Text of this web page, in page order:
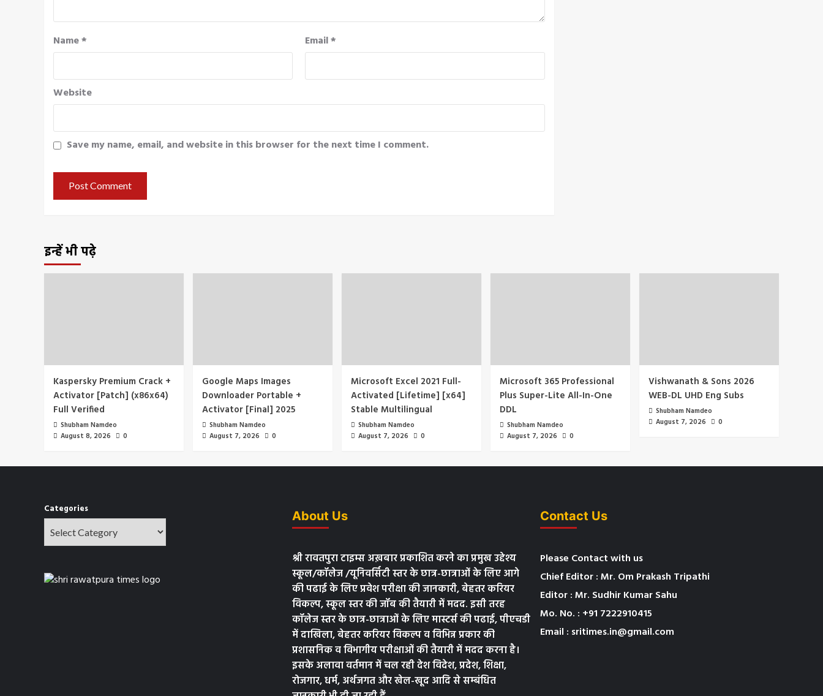
Name* Email*
Website
Save my name, email, and website in this browser for the next time I comment.
इन्हें भी पढ़े
Kaspersky Premium Crack +
Activator [Patch] (x86x64)
Full Verified
Shubham Namdeo
August 8, 2026
0
Google Maps Images
Downloader Portable +
Activator [Final] 2025
Shubham Namdeo
August 7, 2026
0
Microsoft Excel 2021 Full-
Activated [Lifetime] [x64]
Stable Multilingual
Shubham Namdeo
August 7, 2026
0
Microsoft 365 Professional
Plus Super-Lite All-In-One
DDL
Shubham Namdeo
August 7, 2026
0
Vishwanath & Sons 2026
WEB-DL UHD Eng Subs
Shubham Namdeo
August 7, 2026
0
Categories About Us
श्री रावतपुरा टाइम्स अख़बार प्रकाशित करने का प्रमुख उद्देश्य
स्कूल/कॉलेज /यूनिवर्सिटी स्तर के छात्र-छात्राओं के लिए आगे
की पढाई के लिए प्रवेश परीक्षा की जानकारी, बेहतर करियर
विकल्प, स्कूल स्तर की जॉब की तैयारी में मदद. इसी तरह
कॉलेज स्तर के छात्र-छात्राओं के लिए मास्टर्स की पढाई, पीएचडी
में दाखिला, बेहतर करियर विकल्प व विभिन्न प्रकार की
प्रशासनिक व विभागीय परीक्षाओं की तैयारी में मदद करना है।
इसके अलावा वर्तमान में चल रही देश विदेश, प्रदेश, शिक्षा,
रोजगार, धर्म, अर्थजगत और खेल-खूद आदि से सम्बंधित
Contact Us
Please Contact with us
Chief Editor : Mr. Om Prakash Tripathi
Editor : Mr. Sudhir Kumar Sahu
Mo. No. : +91 7222910415
Email : sritimes.in@gmail.com